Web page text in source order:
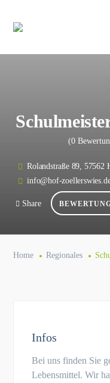
(0
Rolandstraße 89, 57562
info@hof-
Share
Home Regionales
Infos
Bei uns finden Sie
Lebensmittel. Wir